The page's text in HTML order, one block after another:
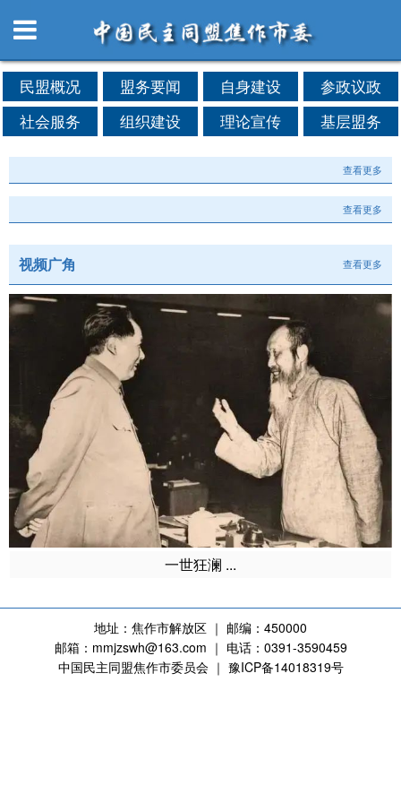
民盟概况 盟务要闻 自身建设
参政议政
社会服务
组织建设 理论宣传 基层盟务
查看更多
查看更多
视频广角 查看更多
一世狂澜 ...
地址：焦作市解放区 ｜ 邮编：450000
邮箱：mmjzswh@163.com ｜ 电话：0391-3590459
中国民主同盟焦作市委员会 ｜ 豫ICP备14018319号